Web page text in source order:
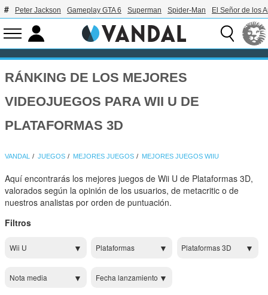
Peter Jackson Gameplay GTA 6 Superman Spider-Man El Señor de los
RÁNKING DE LOS MEJORES
VIDEOJUEGOS PARA WII U DE
PLATAFORMAS 3D
VANDAL JUEGOS MEJORES JUEGOS MEJORES JUEGOS WIIU
Aquí encontrarás los mejores juegos de Wii U de Plataformas 3D,
valorados según la opinión de los usuarios, de metacritic o de
nuestros analistas por orden de puntuación.
Filtros
Wii U Plataformas Plataformas 3D
Nota media Fecha lanzamiento